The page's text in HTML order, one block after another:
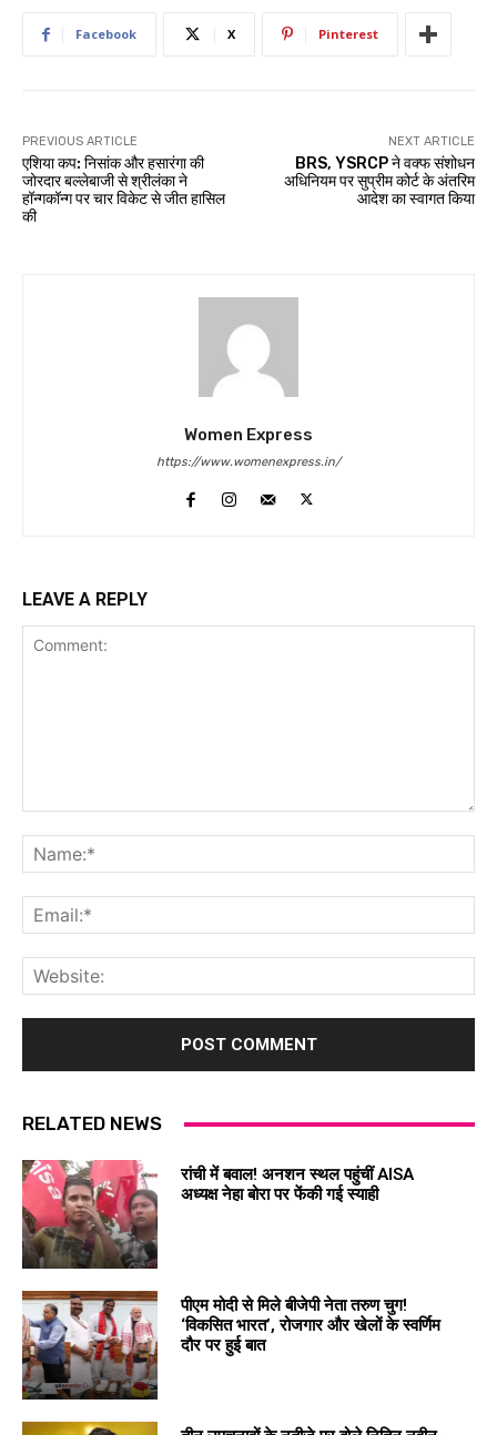
Facebook X Pinterest
PREVIOUS ARTICLE
एशिया कप: निसांक और हसारंगा की
जोरदार बल्लेबाजी से श्रीलंका ने
हॉन्गकॉन्ग पर चार विकेट से जीत हासिल
की
NEXT ARTICLE
BRS, YSRCP ने वक्फ संशोधन
अधिनियम पर सुप्रीम कोर्ट के अंतरिम
आदेश का स्वागत किया
Women Express
https://www.womenexpress.in/
LEAVE A REPLY
RELATED NEWS
रांची में बवाल! अनशन स्थल पहुंचीं AISA
अध्यक्ष नेहा बोरा पर फेंकी गई स्याही
पीएम मोदी से मिले बीजेपी नेता तरुण चुग!
‘विकसित भारत’, रोजगार और खेलों के स्वर्णिम
दौर पर हुई बात